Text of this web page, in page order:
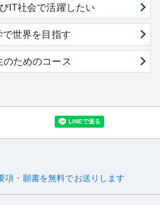
IT社会で活躍したい
で世界を目指す
のためのコース
項・願書を無料でお送りします